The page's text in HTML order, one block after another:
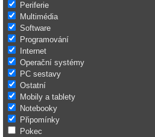
Periferie
Multimédia
Software
Programování
Internet
Operační systémy
PC sestavy
Ostatní
Mobily a tablety
Notebooky
Připomínky
Pokec